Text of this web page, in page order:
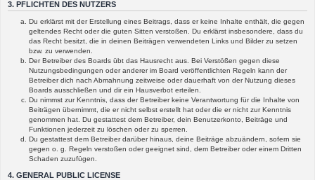
3. PFLICHTEN DES NUTZERS
Du erklärst mit der Erstellung eines Beitrags, dass er keine Inhalte enthält, die gegen
geltendes Recht oder die guten Sitten verstoßen. Du erklärst insbesondere, dass du
das Recht besitzt, die in deinen Beiträgen verwendeten Links und Bilder zu setzen
bzw. zu verwenden.
Der Betreiber des Boards übt das Hausrecht aus. Bei Verstößen gegen diese
Nutzungsbedingungen oder anderer im Board veröffentlichten Regeln kann der
Betreiber dich nach Abmahnung zeitweise oder dauerhaft von der Nutzung dieses
Boards ausschließen und dir ein Hausverbot erteilen.
Du nimmst zur Kenntnis, dass der Betreiber keine Verantwortung für die Inhalte von
Beiträgen übernimmt, die er nicht selbst erstellt hat oder die er nicht zur Kenntnis
genommen hat. Du gestattest dem Betreiber, dein Benutzerkonto, Beiträge und
Funktionen jederzeit zu löschen oder zu sperren.
Du gestattest dem Betreiber darüber hinaus, deine Beiträge abzuändern, sofern sie
gegen o. g. Regeln verstoßen oder geeignet sind, dem Betreiber oder einem Dritten
Schaden zuzufügen.
4. GENERAL PUBLIC LICENSE